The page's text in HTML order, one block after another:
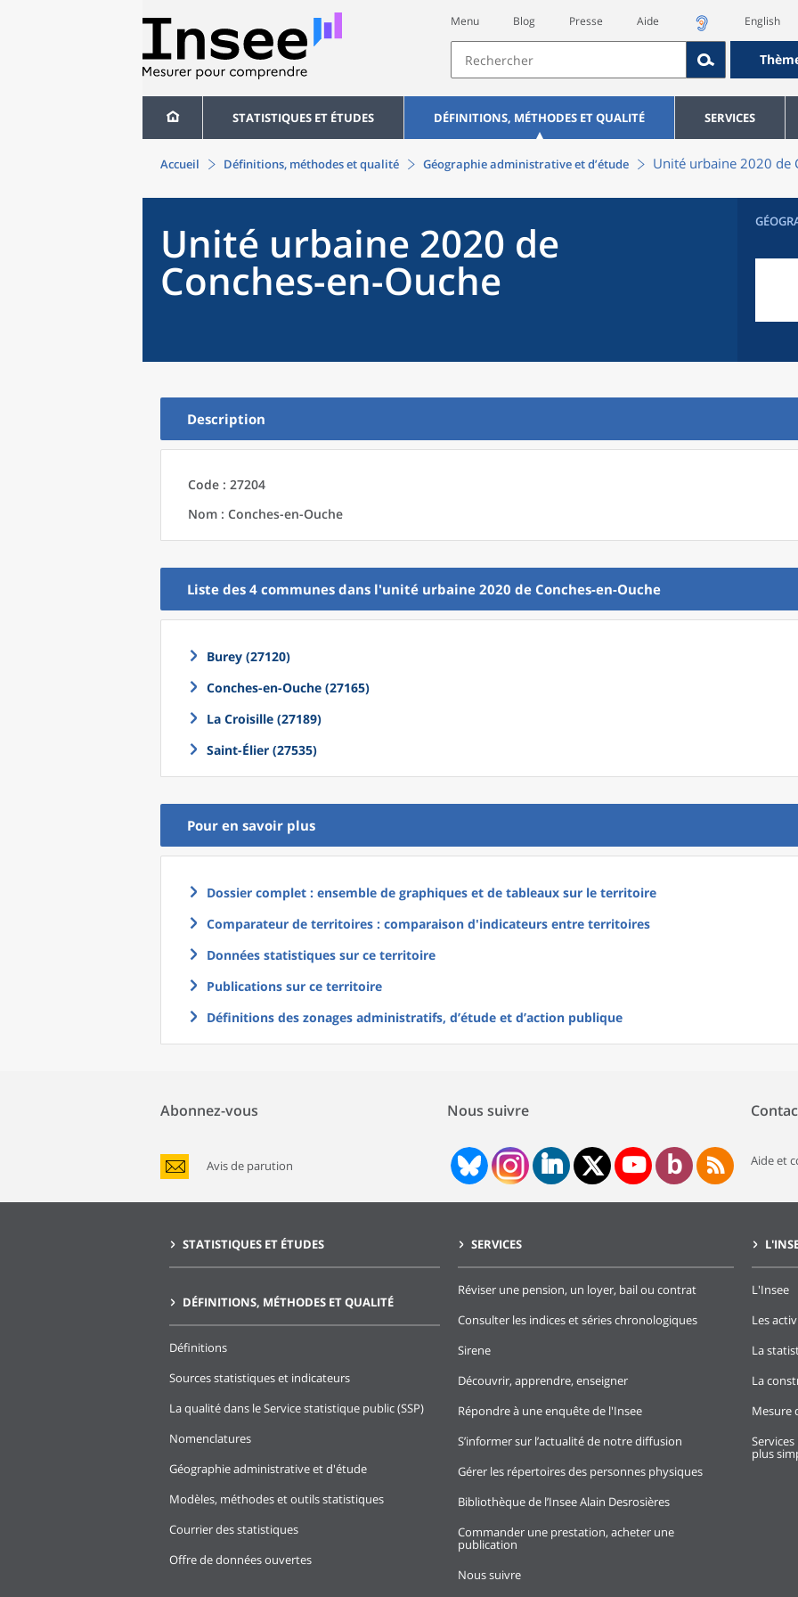
Menu Blog Presse Aide English
STATISTIQUES ET ÉTUDES DÉFINITIONS, MÉTHODES ET QUALITÉ SERVICES
Accueil Définitions, méthodes et qualité Géographie administrative et d’étude Unité urbaine 2020 de
Unité urbaine 2020 de
Conches-en-Ouche
Description
Code : 27204
Nom : Conches-en-Ouche
Liste des 4 communes dans l'unité urbaine 2020 de Conches-en-Ouche
Burey (27120)
Conches-en-Ouche (27165)
La Croisille (27189)
Saint-Élier (27535)
Pour en savoir plus
Dossier complet : ensemble de graphiques et de tableaux sur le territoire
Comparateur de territoires : comparaison d'indicateurs entre territoires
Données statistiques sur ce territoire
Publications sur ce territoire
Définitions des zonages administratifs, d’étude et d’action publique
Abonnez-vous
Avis de parution
Nous suivre
Aide et
STATISTIQUES ET ÉTUDES
DÉFINITIONS, MÉTHODES ET QUALITÉ
Définitions
Sources statistiques et indicateurs
La qualité dans le Service statistique public (SSP)
Nomenclatures
Géographie administrative et d'étude
Modèles, méthodes et outils statistiques
Courrier des statistiques
Offre de données ouvertes
SERVICES
Réviser une pension, un loyer, bail ou contrat
Consulter les indices et séries chronologiques
Sirene
Découvrir, apprendre, enseigner
Répondre à une enquête de l'Insee
S’informer sur l’actualité de notre diffusion
Gérer les répertoires des personnes physiques
Bibliothèque de l’Insee Alain Desrosières
Commander une prestation, acheter une
publication
Nous suivre
L'Insee
Les
La
La
Mesure
plus